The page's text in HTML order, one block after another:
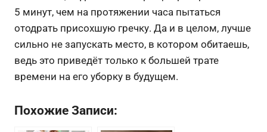
5 минут, чем на протяжении часа пытаться
отодрать присохшую гречку. Да и в целом, лучше
сильно не запускать место, в котором обитаешь,
ведь это приведёт только к большей трате
времени на его уборку в будущем.
Похожие Записи: